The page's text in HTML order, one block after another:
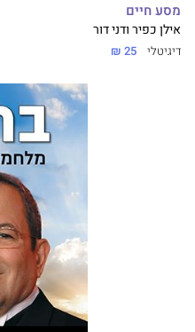
מסע חיים
אילן כפיר ודני דור
דיגיטלי 25 ₪